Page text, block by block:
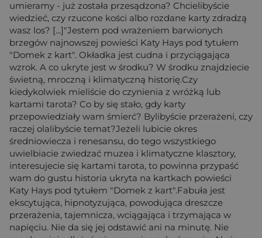
umieramy - już została przesądzona? Chcielibyście
wiedzieć, czy rzucone kości albo rozdane karty zdradzą
wasz los? [...]"Jestem pod wrażeniem barwionych
brzegów najnowszej powieści Katy Hays pod tytułem
"Domek z kart". Okładka jest cudna i przyciągająca
wzrok. A co ukryte jest w środku? W środku znajdziecie
świetną, mroczną i klimatyczną historię.Czy
kiedykolwiek mieliście do czynienia z wróżką lub
kartami tarota? Co by się stało, gdy karty
przepowiedziały wam śmierć? Bylibyście przerażeni, czy
raczej olalibyście temat?Jeżeli lubicie okres
średniowiecza i renesansu, do tego wszystkiego
uwielbiacie zwiedzać muzea i klimatyczne klasztory,
interesujecie się kartami tarota, to powinna przypaść
wam do gustu historia ukryta na kartkach powieści
Katy Hays pod tytułem "Domek z kart".Fabuła jest
ekscytująca, hipnotyzująca, powodująca dreszcze
przerażenia, tajemnicza, wciągająca i trzymająca w
napięciu. Nie da się jej odstawić ani na minutę. Nie